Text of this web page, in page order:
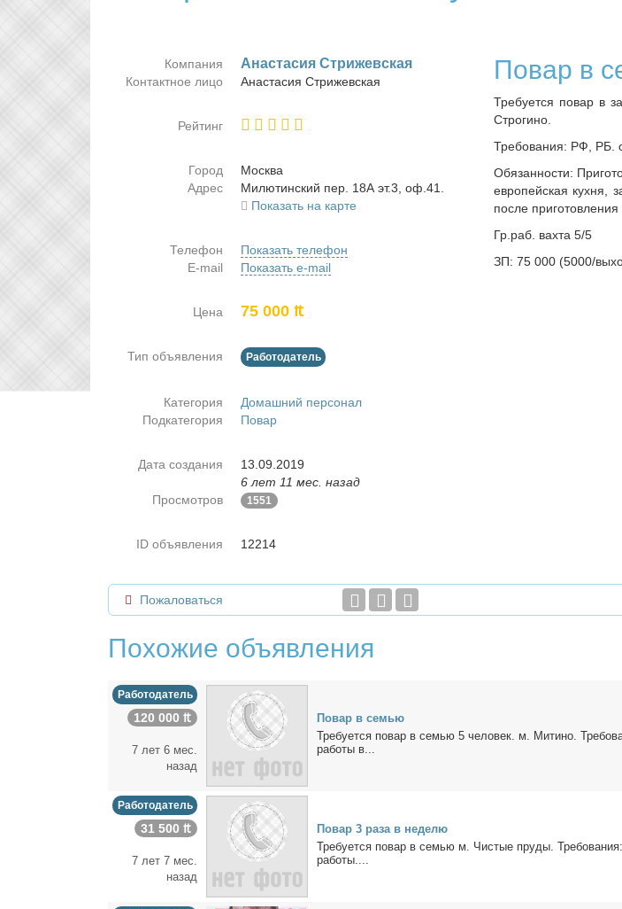
Повар в
Требуется повар в
Строгино.
Требования: РФ, РБ.
Обязанности:
европейская кухня,
после приготовления
Гр.раб. вахта 5/5
ЗП: 75 000 (5000/
Компания Ана­ста­сия Стри­жев­ская
Контактное лицо Ана­ста­сия Стри­жев­ская
Рейтинг
Город
Москва
Адрес
Ми­лю­тин­ский пер. 18А эт.3, оф.41.
Показать на карте
Телефон
Показать телефон
E-mail
Показать e-mail
Цена 75 000 ₶
Тип объявления Работодатель
Категория
Домашний персонал
Подкатегория
Повар
Дата создания
13.09.2019
6 лет 11 мес. назад
Просмотров
1551
ID объявления 12214
Пожаловаться
Похожие объявления
Работодатель
120 000 ₶
7 лет 6 мес.
назад
По­вар в се­мью
Тре­бу­ет­ся по­вар в се­мью 5 че­ло­век. м. Ми­ти­но.
ра­бо­ты в...
Работодатель
31 500 ₶
7 лет 7 мес.
назад
По­вар 3 ра­за в неде­лю
Тре­бу­ет­ся по­вар в се­мью м. Чи­стые пру­ды.
ра­бо­ты....